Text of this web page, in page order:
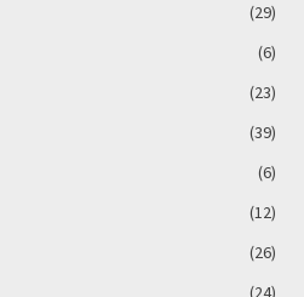
(29)
(6)
(23)
(39)
(6)
(12)
(26)
(24)